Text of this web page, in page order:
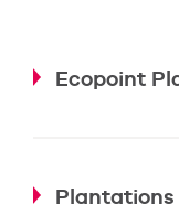
Ecopoint
Plantations